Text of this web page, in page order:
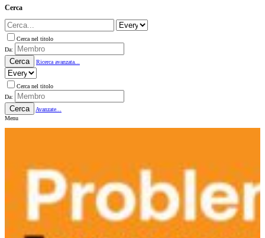
Cerca
Cerca nel titolo
Da:
Cerca Ricerca avanzata...
Cerca nel titolo
Da:
Cerca
Avanzate...
Menu